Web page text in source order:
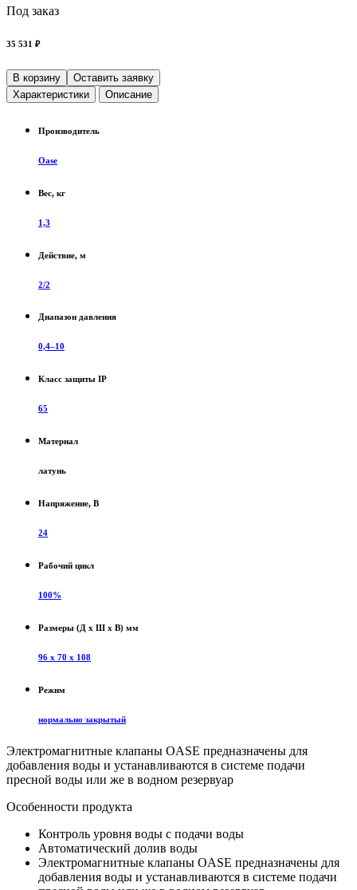
Под заказ
35 531 ₽
В корзину
Оставить заявку
Характеристики
Описание
Производитель
Oase
Вес, кг
1,3
Действие, м
2/2
Диапазон давления
0,4–10
Класс защиты IP
65
Материал
латунь
Напряжение, В
24
Рабочий цикл
100%
Размеры (Д х Ш х В) мм
96 x 70 x 108
Режим
нормально закрытый
Электромагнитные клапаны OASE предназначены для
добавления воды и устанавливаются в системе подачи
пресной воды или же в водном резервуар
Особенности продукта
Контроль уровня воды с подачи воды
Автоматический долив воды
Электромагнитные клапаны OASE предназначены для
добавления воды и устанавливаются в системе подачи